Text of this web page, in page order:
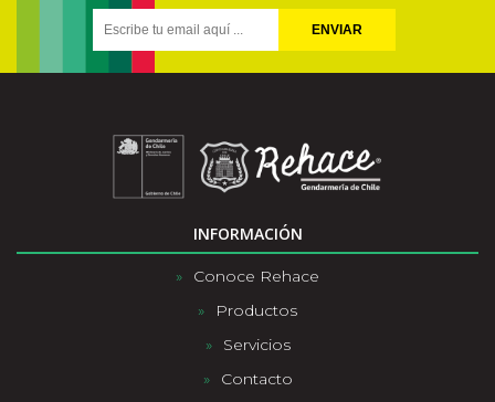
ENVIAR
INFORMACIÓN
Conoce Rehace
Productos
Servicios
Contacto